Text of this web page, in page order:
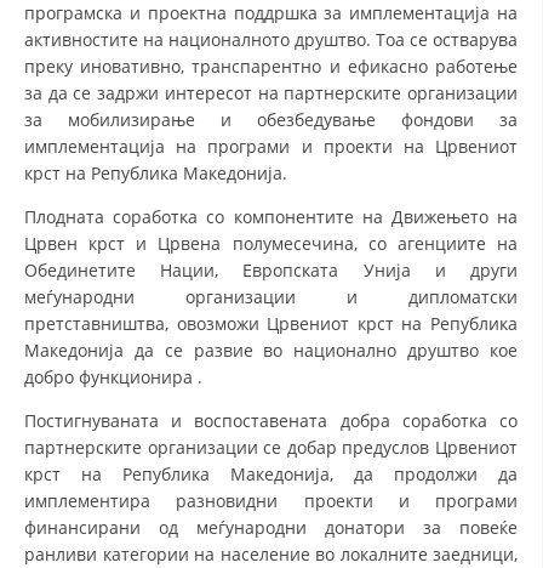
ОРГАНИЗАЦИЈА И РАЗВОЈ
РАКОВОДЕН ОДБОР
СОБРАНИЕ
ДИСЕМИНАЦИЈА
MЕЃУНАРОДНО ХУМАНИТАРНО ПРАВО
ПРОМОЦИЈА НА ХУМАНИ ВРЕДНОСТИ
УПОТРЕБА И ЗАШТИТА НА АМБЛЕМОТ
СОЦИЈАЛНО ХУМАНИТАРНА ДЕЈНОСТ
КАКО ДА ДОНИРАТЕ
ПОДГОТВЕНОСТ И ДЕЈСТВО ПРИ КАТАСТРОФИ
програмска и проектна поддршка за имплементација на
активностите на националното друштво. Тоа се остварува
преку иновативно, транспарентно и ефикасно работење
за да се задржи интересот на партнерските организации
за мобилизирање и обезбедување фондови за
имплементација на програми и проекти на Црвениот
крст на Република Македонија.
Плодната соработка со компонентите на Движењето на
Црвен крст и Црвена полумесечина, со агенциите на
Обединетите Нации, Европската Унија и други
меѓународни организации и дипломатски
претставништва, овозможи Црвениот крст на Република
Македонија да се развие во национално друштво кое
добро функционира .
Постигнуваната и воспоставената добра соработка со
партнерските организации се добар предуслов Црвениот
крст на Република Македонија, да продолжи да
имплементира разновидни проекти и програми
финансирани од меѓународни донатори за повеќе
ранливи категории на население во локалните заедници,